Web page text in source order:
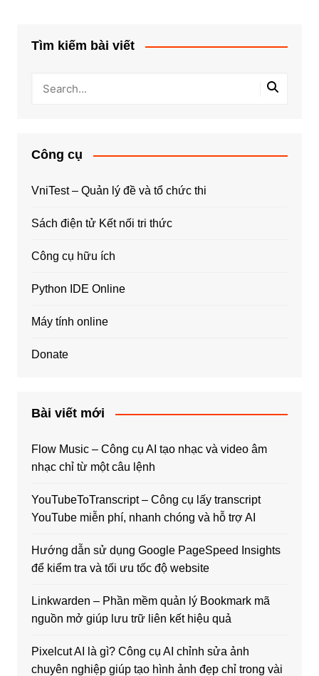
Tìm kiếm bài viết
Công cụ
VniTest – Quản lý đề và tổ chức thi
Sách điện tử Kết nối tri thức
Công cụ hữu ích
Python IDE Online
Máy tính online
Donate
Bài viết mới
Flow Music – Công cụ AI tạo nhạc và video âm
nhạc chỉ từ một câu lệnh
YouTubeToTranscript – Công cụ lấy transcript
YouTube miễn phí, nhanh chóng và hỗ trợ AI
Hướng dẫn sử dụng Google PageSpeed Insights
để kiểm tra và tối ưu tốc độ website
Linkwarden – Phần mềm quản lý Bookmark mã
nguồn mở giúp lưu trữ liên kết hiệu quả
Pixelcut AI là gì? Công cụ AI chỉnh sửa ảnh
chuyên nghiệp giúp tạo hình ảnh đẹp chỉ trong vài